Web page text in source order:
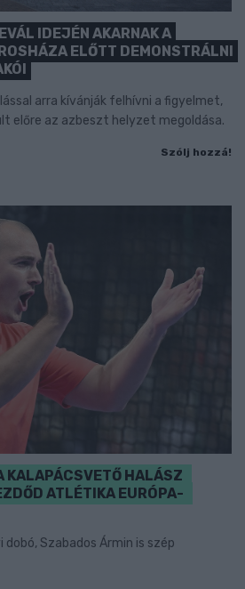
IDEJÉN AKARNAK A
ELŐTT DEMONSTRÁLNI
arra kívánják felhívni a figyelmet,
előre az azbeszt helyzet megoldása.
Szólj hozzá!
KALAPÁCSVETŐ HALÁSZ
ATLÉTIKA EURÓPA-
Szabados Ármin is szép